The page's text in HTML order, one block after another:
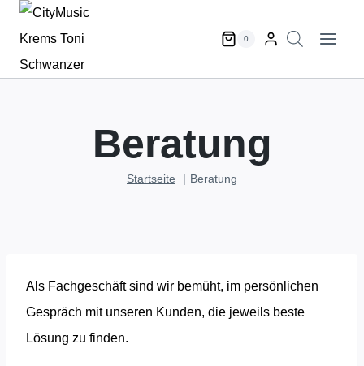
Zum
Inhalt
springen
0
Beratung
Startseite Beratung
Als Fachgeschäft sind wir bemüht, im persönlichen
Gespräch mit unseren Kunden, die jeweils beste
Lösung zu finden.